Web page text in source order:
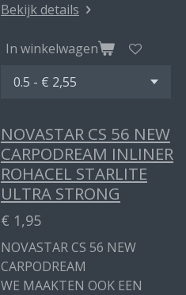
Bekijk details
In winkelwagen
NOVASTAR CS 56 NEW
CARPODREAM INLINER
ROHACEL STARLITE
ULTRA STRONG
€ 1,95
NOVASTAR CS 56 NEW
CARPODREAM
WE MAAKTEN OOK EEN